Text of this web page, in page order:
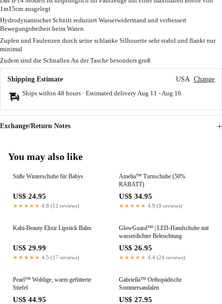
1m15cm ausgelegt
Hydrodynamischer Schnitt reduziert Wasserwiderstand und verbessert
Bewegungsfreiheit beim Waten
Zupfen und Faulenzen durch seine schlanke Silhouette sehr stabil und flankt nur
minimal
Zudem sind die Schnallen An der Tasche besonders groß
Shipping Estimate USA Change
Ships within 48 hours · Estimated delivery Aug 11 - Aug 16
Exchange/Return Notes
You may also like
Süße Winterschuhe für Babys
US$ 24.95
★★★★★ 4.8 (12 reviews)
Amelia™ Turnschuhe (50%
RABATT)
US$ 34.95
★★★★★ 4.9 (9 reviews)
Kahi-Beauty Elixir Lipstick Balm
US$ 29.99
★★★★★ 4.5 (17 reviews)
GlowGuard™ | LED-Handschuhe mit
wasserdichter Beleuchtung
US$ 26.95
★★★★★ 4.4 (24 reviews)
Pearl™ Wohlige, warm gefütterte
Stiefel
US$ 44.95
Gabriella™ Orthopädische
Sommersandalen
US$ 27.95